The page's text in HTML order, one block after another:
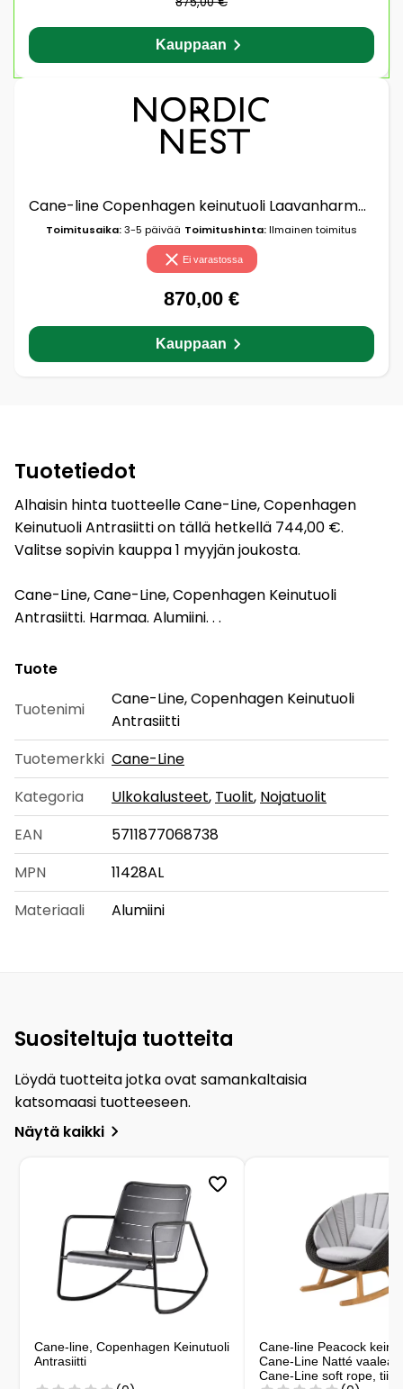
Kauppaan
Cane-line Copenhagen keinutuoli Laavanharmaja
Toimitusaika:3-5 päivää Toimitushinta:Ilmainen toimitus
Ei varastossa
870,00 €
Kauppaan
Tuotetiedot
Alhaisin hinta tuotteelle Cane-Line, Copenhagen
Keinutuoli Antrasiitti on tällä hetkellä 744,00 €.
Valitse sopivin kauppa 1 myyjän joukosta.
Cane-Line, Cane-Line, Copenhagen Keinutuoli
Antrasiitti. Harmaa. Alumiini. . .
Tuote
Tuotenimi
Cane-Line, Copenhagen Keinutuoli
Antrasiitti
Tuotemerkki Cane-Line
Kategoria
Ulkokalusteet, Tuolit, Nojatuolit
EAN
5711877068738
MPN
11428AL
Materiaali
Alumiini
Suositeltuja tuotteita
Löydä tuotteita jotka ovat samankaltaisia
katsomaasi tuotteeseen.
Näytä kaikki
Cane-line, Copenhagen Keinutuoli
Antrasiitti
Cane-line Peacock
Cane-Line Natté
Cane-Line soft rope,